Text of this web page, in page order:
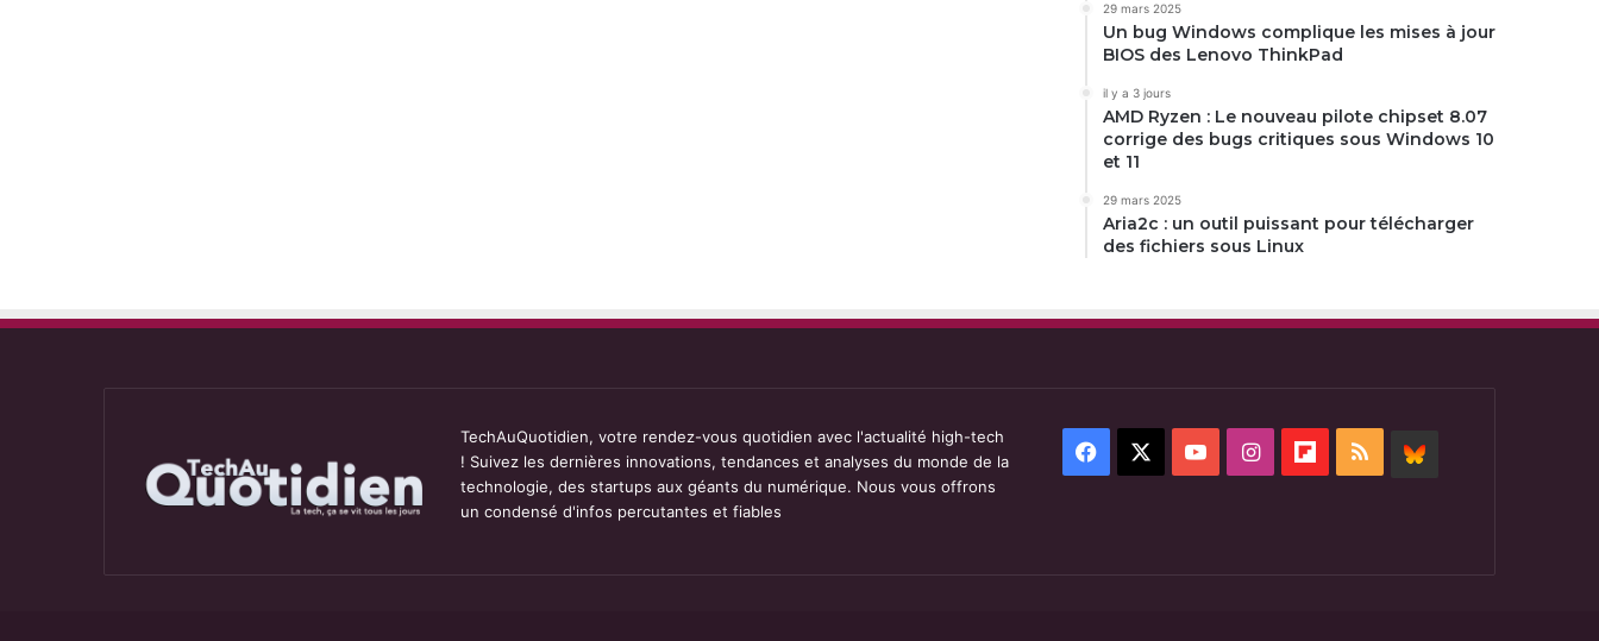
29 mars 2025
Un bug Windows complique les mises à jour
BIOS des Lenovo ThinkPad
il y a 3 jours
AMD Ryzen : Le nouveau pilote chipset 8.07
corrige des bugs critiques sous Windows 10
et 11
29 mars 2025
Aria2c : un outil puissant pour télécharger
des fichiers sous Linux
TechAuQuotidien, votre rendez-vous quotidien avec l'actualité high-tech
! Suivez les dernières innovations, tendances et analyses du monde de la
technologie, des startups aux géants du numérique. Nous vous offrons
un condensé d'infos percutantes et fiables
Facebook YouTubeInstagramFlipboard
RSS